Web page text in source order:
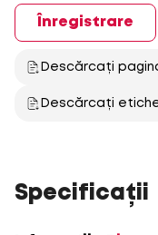
Înregistrare
Descărcați
Descărcați
Specificații